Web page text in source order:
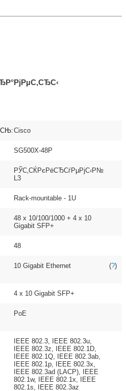
Cisco
SG500X-48P
РЎС‚СЌРєРёСЂСѓРµРјС‹Р№
L3
Rack-mountable - 1U
48 x 10/100/1000 + 4 x 10
Gigabit SFP+
48
(?)
10 Gigabit Ethernet
4 x 10 Gigabit SFP+
PoE
IEEE 802.3, IEEE 802.3u,
IEEE 802.3z, IEEE 802.1D,
IEEE 802.1Q, IEEE 802.3ab,
IEEE 802.1p, IEEE 802.3x,
IEEE 802.3ad (LACP), IEEE
802.1w, IEEE 802.1x, IEEE
802.1s, IEEE 802.3az